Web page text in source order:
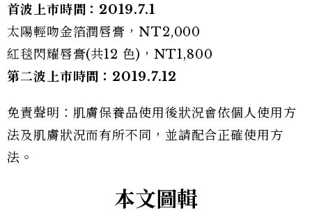
首波上市時間：2019.7.1
太陽輕吻金箔潤唇膏，NT2,000
紅毯閃耀唇膏(共12 色)，NT1,800
第二波上市時間：2019.7.12
免責聲明：肌膚保養品使用後狀況會依個人使用方
法及肌膚狀況而有所不同，並請配合正確使用方
法。
本文圖輯